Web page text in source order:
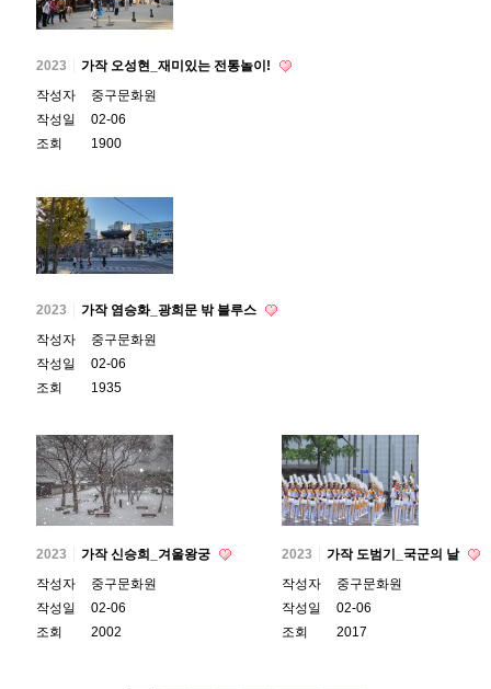
2023
가작 오성현_재미있는 전통놀이!
작성자
중구문화원
작성일
02-06
조회
1900
2023
가작 염승화_광희문 밖 블루스
작성자
중구문화원
작성일
02-06
조회
1935
2023
가작 신승희_겨울왕궁
작성자
중구문화원
작성일
02-06
조회
2002
2023
가작 도범기_국군의 날
작성자
중구문화원
작성일
02-06
조회
2017